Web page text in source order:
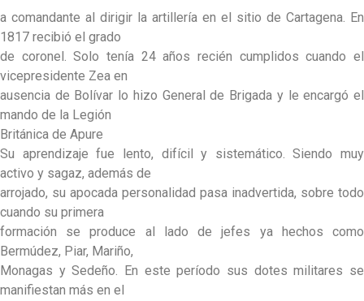
a comandante al dirigir la artillería en el sitio de Cartagena. En
1817 recibió el grado
de coronel. Solo tenía 24 años recién cumplidos cuando el
vicepresidente Zea en
ausencia de Bolívar lo hizo General de Brigada y le encargó el
mando de la Legión
Británica de Apure
Su aprendizaje fue lento, difícil y sistemático. Siendo muy
activo y sagaz, además de
arrojado, su apocada personalidad pasa inadvertida, sobre todo
cuando su primera
formación se produce al lado de jefes ya hechos como
Bermúdez, Piar, Mariño,
Monagas y Sedeño. En este período sus dotes militares se
manifiestan más en el